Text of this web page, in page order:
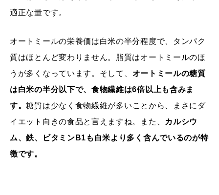
適正な量です。
オートミールの栄養価は白米の半分程度で、タンパク
質はほとんど変わりません。脂質はオートミールのほ
うが多くなっています。そして、 オートミールの糖質
は白米の半分以下で、食物繊維は6倍以上も含みま
す。糖質は少なく食物繊維が多いことから、まさにダ
イエット向きの食品と言えますね。また、 カルシウ
ム、鉄、ビタミンB1も白米より多く含んでいるのが特
徴です。